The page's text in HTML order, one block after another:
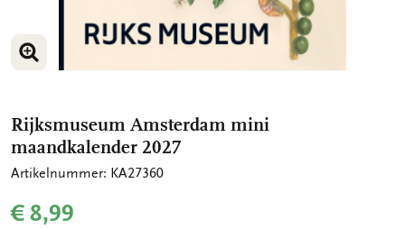
VERGROOT AFBEELDING
VERGROOT AFBEELDING
Rijksmuseum Amsterdam mini
maandkalender 2027
Artikelnummer: KA27360
€ 8,99